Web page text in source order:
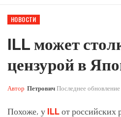
НОВОСТИ
ILL может
цензурой в
Автор ПетровичПоследнее обновление
Похоже, у ILLот российских